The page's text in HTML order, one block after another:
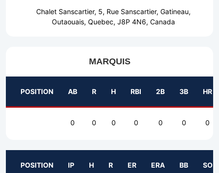
Chalet Sanscartier, 5, Rue Sanscartier, Gatineau,
Outaouais, Quebec, J8P 4N6, Canada
MARQUIS
POSITION AB R H RBI 2B 3B HR
0 0 0 0 0 0 0
POSITION IP H R ER ERA BB SO